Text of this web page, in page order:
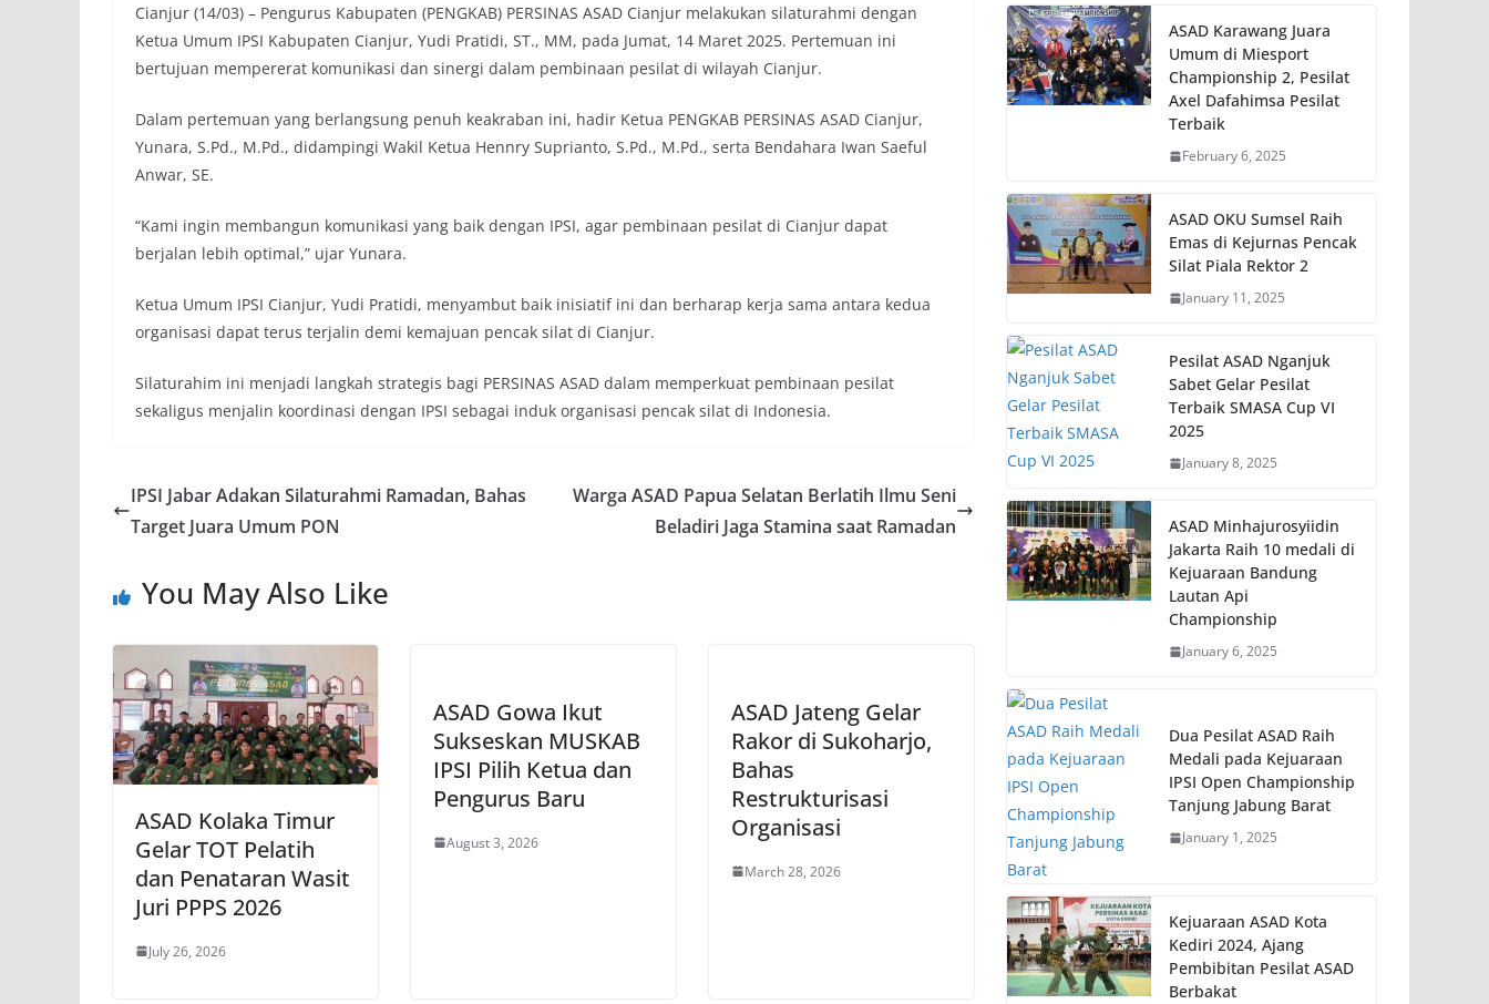
Cianjur (14/03) – Pengurus Kabupaten (PENGKAB) PERSINAS ASAD Cianjur melakukan silaturahmi dengan
Ketua Umum IPSI Kabupaten Cianjur, Yudi Pratidi, ST., MM, pada Jumat, 14 Maret 2025. Pertemuan ini
bertujuan mempererat komunikasi dan sinergi dalam pembinaan pesilat di wilayah Cianjur.
Dalam pertemuan yang berlangsung penuh keakraban ini, hadir Ketua PENGKAB PERSINAS ASAD Cianjur,
Yunara, S.Pd., M.Pd., didampingi Wakil Ketua Hennry Suprianto, S.Pd., M.Pd., serta Bendahara Iwan Saeful
Anwar, SE.
“Kami ingin membangun komunikasi yang baik dengan IPSI, agar pembinaan pesilat di Cianjur dapat
berjalan lebih optimal,” ujar Yunara.
Ketua Umum IPSI Cianjur, Yudi Pratidi, menyambut baik inisiatif ini dan berharap kerja sama antara kedua
organisasi dapat terus terjalin demi kemajuan pencak silat di Cianjur.
Silaturahim ini menjadi langkah strategis bagi PERSINAS ASAD dalam memperkuat pembinaan pesilat
sekaligus menjalin koordinasi dengan IPSI sebagai induk organisasi pencak silat di Indonesia.
IPSI Jabar Adakan Silaturahmi Ramadan, Bahas
Target Juara Umum PON
Warga ASAD Papua Selatan Berlatih Ilmu Seni
Beladiri Jaga Stamina saat Ramadan
You May Also Like
ASAD Kolaka Timur
Gelar TOT Pelatih
dan Penataran Wasit
Juri PPPS 2026
July 26, 2026
ASAD Gowa Ikut
Sukseskan MUSKAB
IPSI Pilih Ketua dan
Pengurus Baru
August 3, 2026
ASAD Jateng Gelar
Rakor di Sukoharjo,
Bahas
Restrukturisasi
Organisasi
March 28, 2026
ASAD Karawang Juara
Umum di Miesport
Championship 2, Pesilat
Axel Dafahimsa Pesilat
Terbaik
February 6, 2025
ASAD OKU Sumsel Raih
Emas di Kejurnas Pencak
Silat Piala Rektor 2
January 11, 2025
Pesilat ASAD Nganjuk
Sabet Gelar Pesilat
Terbaik SMASA Cup VI
2025
January 8, 2025
ASAD Minhajurosyiidin
Jakarta Raih 10 medali di
Kejuaraan Bandung
Lautan Api
Championship
January 6, 2025
Dua Pesilat ASAD Raih
Medali pada Kejuaraan
IPSI Open Championship
Tanjung Jabung Barat
January 1, 2025
Kejuaraan ASAD Kota
Kediri 2024, Ajang
Pembibitan Pesilat ASAD
Berbakat